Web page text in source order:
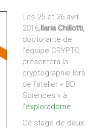
Les 25 et 26 avril
2016,Ilaria Chillotti,
doctorante de
l’équipe CRYPTO,
présentera la
cryptographie lors
de l’atelier « BD
Sciences » à
l’exploradome.
Ce stage de deux